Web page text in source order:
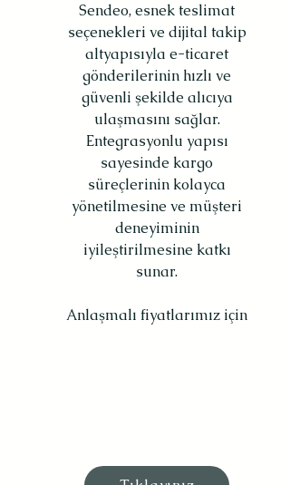
Sendeo, esnek teslimat
seçenekleri ve dijital takip
altyapısıyla e-ticaret
gönderilerinin hızlı ve
güvenli şekilde alıcıya
ulaşmasını sağlar.
Entegrasyonlu yapısı
sayesinde kargo
süreçlerinin kolayca
yönetilmesine ve müşteri
deneyiminin
iyileştirilmesine katkı
sunar.
Anlaşmalı fiyatlarımız için